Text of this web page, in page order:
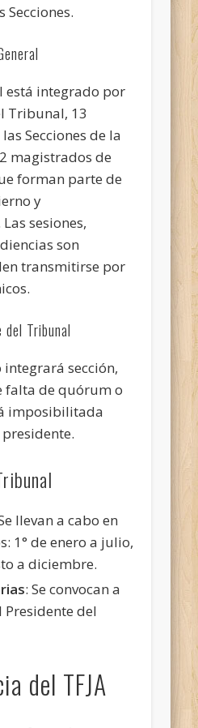
Secciones.
está integrado por
Tribunal, 13
Secciones de la
magistrados de
forman parte de
y
sesiones,
son
transmitirse por
Tribunal
integrará sección,
falta de quórum o
imposibilitada
llevan a cabo en
1° de enero a julio,
a diciembre.
: Se convocan a
del
del TFJA